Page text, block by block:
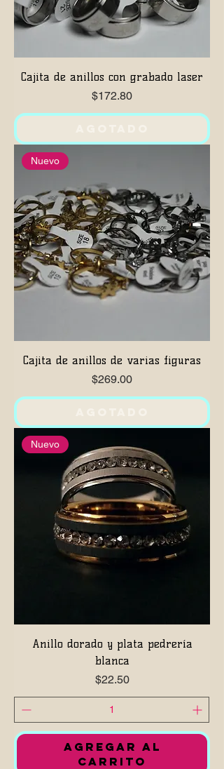
Cajita de anillos con grabado laser
Precio
$172.80
Nuevo
Cajita de anillos de varias figuras
Precio
$269.00
Nuevo
Anillo dorado y plata pedrería
blanca
Precio
$22.50
AGREGAR AL
CARRITO